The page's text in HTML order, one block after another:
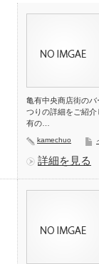
亀有中央商店街の
つりの詳細をご紹
有の…
kamechuo
詳細を見る